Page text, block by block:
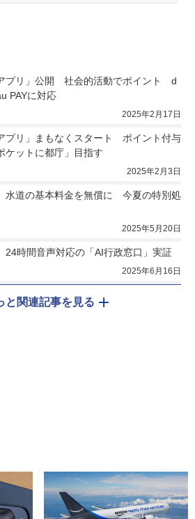
プリ」公開　社会的活動でポイント　d
PAYに対応
2025年2月17日
プリ」まもなくスタート　ポイント付与
ケットに都庁」目指す
2025年2月3日
水道の基本料金を無償に　今夏の特別処
2025年5月20日
24時間音声対応の「AI行政窓口」実証
2025年6月16日
と関連記事を見る